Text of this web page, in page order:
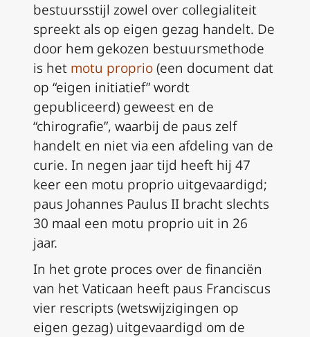
bestuursstijl zowel over collegialiteit
spreekt als op eigen gezag handelt. De
door hem gekozen bestuursmethode
is het motu proprio(een document dat
op “eigen initiatief” wordt
gepubliceerd) geweest en de
“chirografie”, waarbij de paus zelf
handelt en niet via een afdeling van de
curie. In negen jaar tijd heeft hij 47
keer een motu proprio uitgevaardigd;
paus Johannes Paulus II bracht slechts
30 maal een motu proprio uit in 26
jaar.
In het grote proces over de financiën
van het Vaticaan heeft paus Franciscus
vier rescripts (wetswijzigingen op
eigen gezag) uitgevaardigd om de